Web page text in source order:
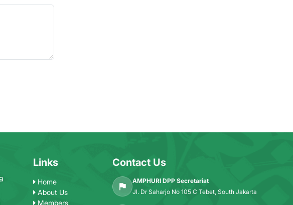
Links
Home
About Us
Members
Contact Us
AMPHURI DPP Secretariat
Jl. Dr Saharjo No 105 C Tebet, South Jakarta